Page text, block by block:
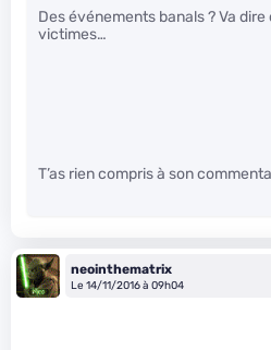
Des événements banals ? Va
victimes…
T’as rien compris à son
neointhematrix
Le 14/11/2016 à 09h04